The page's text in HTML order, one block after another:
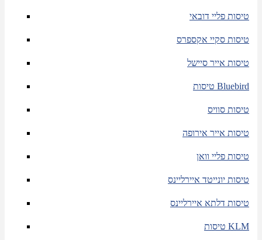
טיסות פליי דובאי
טיסות סקיי אקספרס
טיסות אייר סיישל
טיסות Bluebird
טיסות סוויס
טיסות אייר אירופה
טיסות פליי וואן
טיסות יונייטד איירליינס
טיסות דלתא איירליינס
טיסות KLM